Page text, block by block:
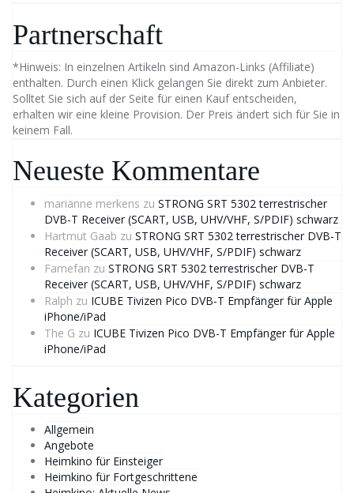
Partnerschaft
*Hinweis: In einzelnen Artikeln sind Amazon-Links (Affiliate)
enthalten. Durch einen Klick gelangen Sie direkt zum Anbieter.
Solltet Sie sich auf der Seite für einen Kauf entscheiden,
erhalten wir eine kleine Provision. Der Preis ändert sich für Sie in
keinem Fall.
Neueste Kommentare
marianne merkens zu STRONG SRT 5302 terrestrischer
DVB-T Receiver (SCART, USB, UHV/VHF, S/PDIF) schwarz
Hartmut Gaab zu STRONG SRT 5302 terrestrischer DVB-T
Receiver (SCART, USB, UHV/VHF, S/PDIF) schwarz
Famefan zu STRONG SRT 5302 terrestrischer DVB-T
Receiver (SCART, USB, UHV/VHF, S/PDIF) schwarz
Ralph zu ICUBE Tivizen Pico DVB-T Empfänger für Apple
iPhone/iPad
The G zu ICUBE Tivizen Pico DVB-T Empfänger für Apple
iPhone/iPad
Kategorien
Allgemein
Angebote
Heimkino für Einsteiger
Heimkino für Fortgeschrittene